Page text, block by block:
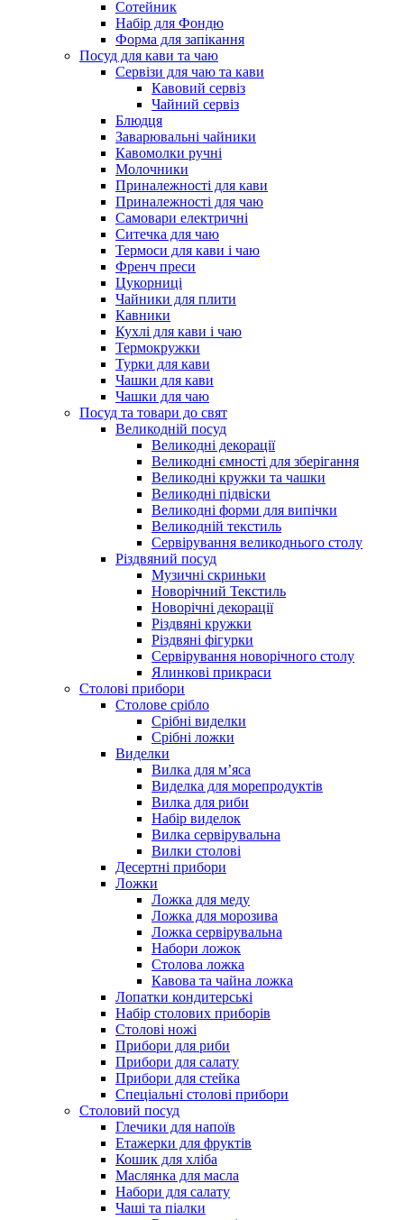
Сотейник
Набір для Фондю
Форма для запікання
Посуд для кави та чаю
Сервізи для чаю та кави
Кавовий сервіз
Чайний сервіз
Блюдця
Заварювальні чайники
Кавомолки ручні
Молочники
Приналежності для кави
Приналежності для чаю
Самовари електричні
Ситечка для чаю
Термоси для кави і чаю
Френч преси
Цукорниці
Чайники для плити
Кавники
Кухлі для кави і чаю
Термокружки
Турки для кави
Чашки для кави
Чашки для чаю
Посуд та товари до свят
Великодній посуд
Великодні декорації
Великодні ємності для зберігання
Великодні кружки та чашки
Великодні підвіски
Великодні форми для випічки
Великодній текстиль
Сервірування великоднього столу
Різдвяний посуд
Музичні скриньки
Новорічний Текстиль
Новорічні декорації
Різдвяні кружки
Різдвяні фігурки
Сервірування новорічного столу
Ялинкові прикраси
Столові прибори
Столове срібло
Срібні виделки
Срібні ложки
Виделки
Вилка для м’яса
Виделка для морепродуктів
Вилка для риби
Набір виделок
Вилка сервірувальна
Вилки столові
Десертні прибори
Ложки
Ложка для меду
Ложка для морозива
Ложка сервірувальна
Набори ложок
Столова ложка
Кавова та чайна ложка
Лопатки кондитерські
Набір столових приборів
Столові ножі
Прибори для риби
Прибори для салату
Прибори для стейка
Спеціальні столові прибори
Столовий посуд
Глечики для напоїв
Етажерки для фруктів
Кошик для хліба
Маслянка для масла
Набори для салату
Чаші та піалки